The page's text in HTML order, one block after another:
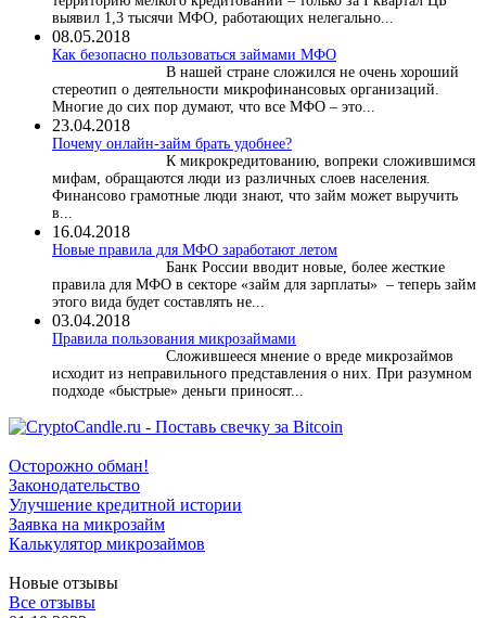
выявил 1,3 тысячи МФО, работающих нелегально...
08.05.2018
Как безопасно пользоваться займами МФО
В нашей стране сложился не очень хороший
стереотип о деятельности микрофинансовых организаций.
Многие до сих пор думают, что все МФО – это...
23.04.2018
Почему онлайн-займ брать удобнее?
К микрокредитованию, вопреки сложившимся
мифам, обращаются люди из различных слоев населения.
Финансово грамотные люди знают, что займ может выручить
в...
16.04.2018
Новые правила для МФО заработают летом
Банк России вводит новые, более жесткие
правила для МФО в секторе «займ для зарплаты» – теперь займ
этого вида будет составлять не...
03.04.2018
​Правила пользования микрозаймами
Сложившееся мнение о вреде микрозаймов
исходит из неправильного представления о них. При разумном
подходе «быстрые» деньги приносят...
Осторожно обман!
Законодательство
Улучшение кредитной истории
Заявка на микрозайм
Калькулятор микрозаймов
Новые отзывы
Все отзывы